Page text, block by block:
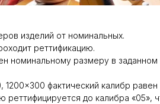
изделий от номинальных.
реттификацию.
номинальному размеру в
фактический калибр равен
до калибра «05»,